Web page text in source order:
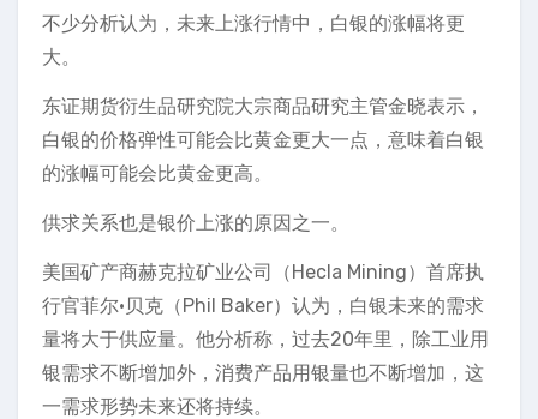
不少分析认为，未来上涨行情中，白银的涨幅将更
大。
东证期货衍生品研究院大宗商品研究主管金晓表示，
白银的价格弹性可能会比黄金更大一点，意味着白银
的涨幅可能会比黄金更高。
供求关系也是银价上涨的原因之一。
美国矿产商赫克拉矿业公司（Hecla Mining）首席执
行官菲尔·贝克（Phil Baker）认为，白银未来的需求
量将大于供应量。他分析称，过去20年里，除工业用
银需求不断增加外，消费产品用银量也不断增加，这
一需求形势未来还将持续。